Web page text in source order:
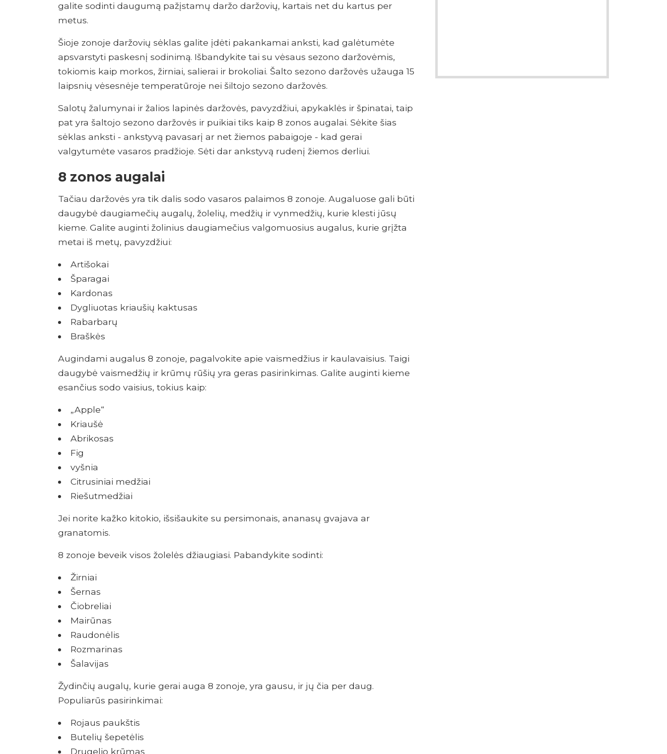
galite sodinti daugumą pažįstamų daržo daržovių, kartais net du kartus per
metus.
Šioje zonoje daržovių sėklas galite įdėti pakankamai anksti, kad galėtumėte
apsvarstyti paskesnį sodinimą. Išbandykite tai su vėsaus sezono daržovėmis,
tokiomis kaip morkos, žirniai, salierai ir brokoliai. Šalto sezono daržovės užauga 15
laipsnių vėsesnėje temperatūroje nei šiltojo sezono daržovės.
Salotų žalumynai ir žalios lapinės daržovės, pavyzdžiui, apykaklės ir špinatai, taip
pat yra šaltojo sezono daržovės ir puikiai tiks kaip 8 zonos augalai. Sėkite šias
sėklas anksti - ankstyvą pavasarį ar net žiemos pabaigoje - kad gerai
valgytumėte vasaros pradžioje. Sėti dar ankstyvą rudenį žiemos derliui.
8 zonos augalai
Tačiau daržovės yra tik dalis sodo vasaros palaimos 8 zonoje. Augaluose gali būti
daugybė daugiamečių augalų, žolelių, medžių ir vynmedžių, kurie klesti jūsų
kieme. Galite auginti žolinius daugiamečius valgomuosius augalus, kurie grįžta
metai iš metų, pavyzdžiui:
Artišokai
Šparagai
Kardonas
Dygliuotas kriaušių kaktusas
Rabarbarų
Braškės
Augindami augalus 8 zonoje, pagalvokite apie vaismedžius ir kaulavaisius. Taigi
daugybė vaismedžių ir krūmų rūšių yra geras pasirinkimas. Galite auginti kieme
esančius sodo vaisius, tokius kaip:
„Apple“
Kriaušė
Abrikosas
Fig
vyšnia
Citrusiniai medžiai
Riešutmedžiai
Jei norite kažko kitokio, išsišaukite su persimonais, ananasų gvajava ar
granatomis.
8 zonoje beveik visos žolelės džiaugiasi. Pabandykite sodinti:
Žirniai
Šernas
Čiobreliai
Mairūnas
Raudonėlis
Rozmarinas
Šalavijas
Žydinčių augalų, kurie gerai auga 8 zonoje, yra gausu, ir jų čia per daug.
Populiarūs pasirinkimai:
Rojaus paukštis
Butelių šepetėlis
Drugelio krūmas